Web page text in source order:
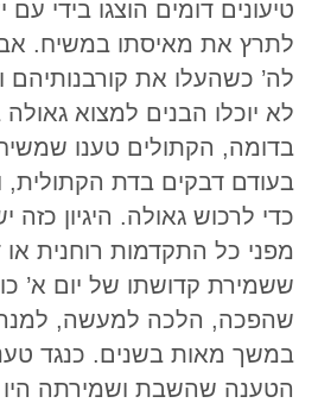
טיעונים דומים הוצגו בידי
לתרץ את מאיסתו במשיח.
לה’ כשהעלו את קורבנותיהם
לא יוכלו הבנים למצוא
בדומה, הקתולים טענו
בעודם דבקים בדת הקתולית,
כדי לרכוש גאולה. היגיון
מפני כל התקדמות רוחנית או
ששמירת קדושתו של יום א’
שהפכה, הלכה למעשה, למנהג
במשך מאות בשנים. כנגד
הטענה שהשבת ושמירתה היו